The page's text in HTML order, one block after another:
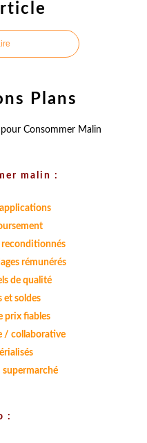
Plans
malin :
reconditionnés
rémunérés
de qualité
et soldes
prix fiables
/ collaborative
supermarché
: